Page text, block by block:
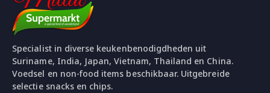
Specialist in diverse keukenbenodigdheden uit
Suriname, India, Japan, Vietnam, Thailand en China.
Voedsel en non-food items beschikbaar. Uitgebreide
selectie snacks en chips.